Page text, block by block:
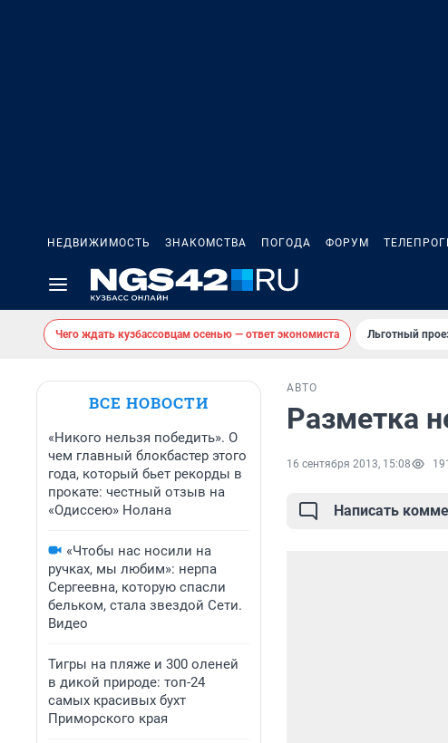
НЕДВИЖИМОСТЬ ЗНАКОМСТВА ПОГОДА ФОРУМ
Чего ждать кузбассовцам осенью — ответ экономиста Льготный
ВСЕ НОВОСТИ
«Никого нельзя победить». О
чем главный блокбастер этого
года, который бьет рекорды в
прокате: честный отзыв на
«Одиссею» Нолана
«Чтобы нас носили на
ручках, мы любим»: нерпа
Сергеевна, которую спасли
бельком, стала звездой Сети.
Видео
Тигры на пляже и 300 оленей
в дикой природе: топ-24
самых красивых бухт
Приморского края
АВТО
Разметка
16 сентября 2013, 15:08 191
Написать